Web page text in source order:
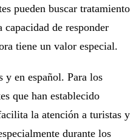
pueden buscar tratamiento
capacidad de responder
tiene un valor especial.
y en español. Para los
que han establecido
la atención a turistas y
durante los